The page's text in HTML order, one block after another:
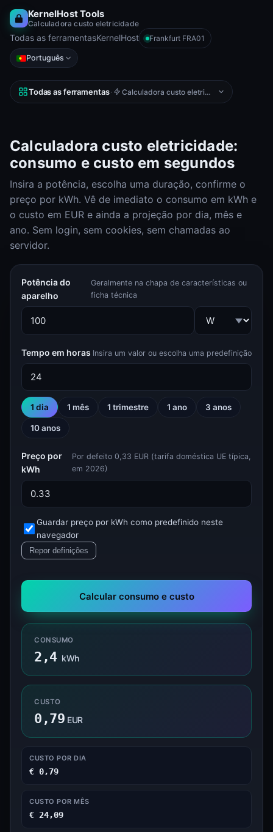
KernelHost Tools
Calculadora custo eletricidade
Todas as ferramentasKernelHost Frankfurt FRA01
Português
Todas as ferramentas· Calculadora custo eletricidade
Calculadora custo eletricidade:
consumo e custo em segundos
Insira a potência, escolha uma duração, confirme o
preço por kWh. Vê de imediato o consumo em kWh e
o custo em EUR e ainda a projeção por dia, mês e
ano. Sem login, sem cookies, sem chamadas ao
servidor.
Potência do
aparelho
Geralmente na chapa de características ou
ficha técnica
Tempo em horas Insira um valor ou escolha uma predefinição
1 dia 1 mês 1 trimestre 1 ano 3 anos
10 anos
Preço por
kWh
Por defeito 0,33 EUR (tarifa doméstica UE típica,
em 2026)
Guardar preço por kWh como predefinido neste
navegador
Repor definições
Calcular consumo e custo
CONSUMO
2,4 kWh
CUSTO
0,79 EUR
CUSTO POR DIA
€ 0,79
CUSTO POR MÊS
€ 24,09